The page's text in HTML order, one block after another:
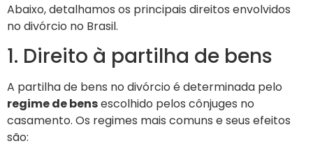
Abaixo, detalhamos os principais direitos envolvidos
no divórcio no Brasil.
1. Direito à partilha de bens
A partilha de bens no divórcio é determinada pelo
regime de bensescolhido pelos cônjuges no
casamento. Os regimes mais comuns e seus efeitos
são: